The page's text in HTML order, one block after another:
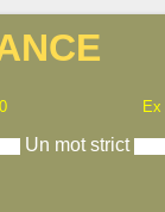
Un mot strict